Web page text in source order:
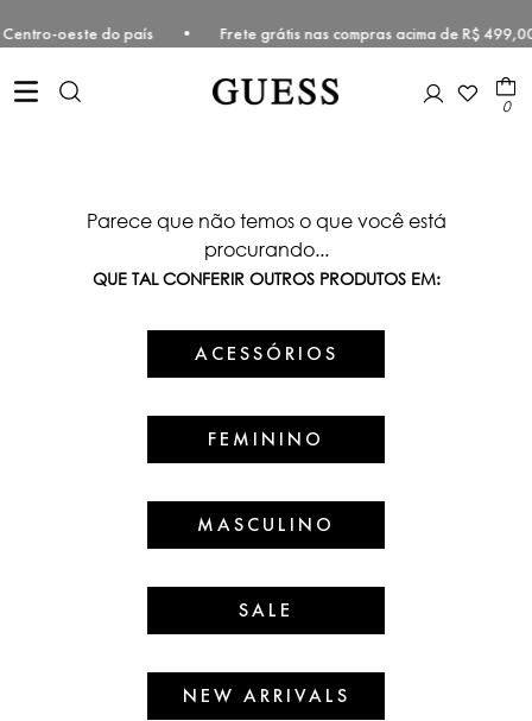
e Centro-oeste do país • Frete grátis nas compras acima de
0
Parece que não temos o que você está
procurando...
QUE TAL CONFERIR OUTROS PRODUTOS EM:
ACESSÓRIOS
FEMININO
MASCULINO
SALE
NEW ARRIVALS